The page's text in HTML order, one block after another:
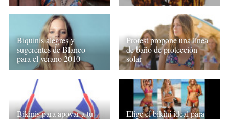
Biquinis alegres y
sugerentes de Blanco
para el verano 2010
Protest propone una línea
de baño de protección
solar
Bikinis para apoyar a tu
Elige el bikini ideal para